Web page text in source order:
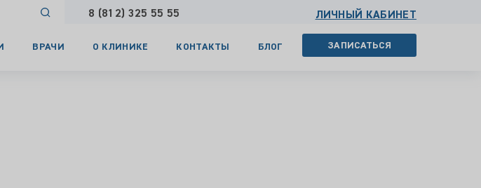
8 (812) 325 55 55 ЛИЧНЫЙ КАБИНЕТ
ВРАЧИ О КЛИНИКЕ КОНТАКТЫ БЛОГ ЗАПИСАТЬСЯ